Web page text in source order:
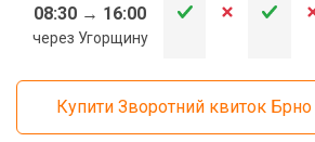
08:30 → 16:00
через Угорщину
Купити Зворотний квиток